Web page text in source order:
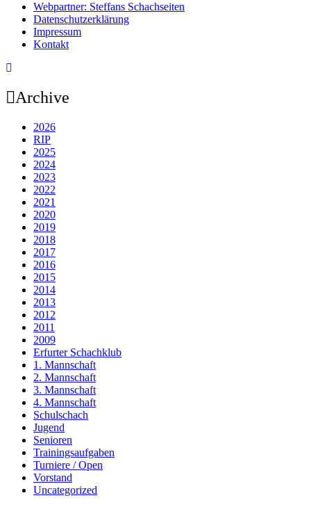
Webpartner: Steffans Schachseiten
Datenschutzerklärung
Impressum
Kontakt
Archive
2026
RIP
2025
2024
2023
2022
2021
2020
2019
2018
2017
2016
2015
2014
2013
2012
2011
2009
Erfurter Schachklub
1. Mannschaft
2. Mannschaft
3. Mannschaft
4. Mannschaft
Schulschach
Jugend
Senioren
Trainingsaufgaben
Turniere / Open
Vorstand
Uncategorized